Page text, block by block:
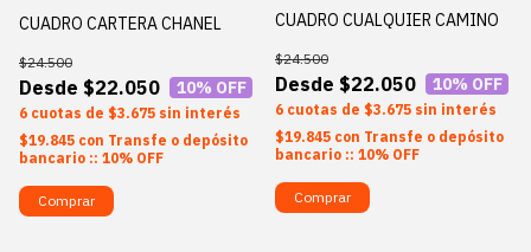
CUADRO CARTERA CHANEL
$22.050
$24.500
10% OFF
6 $3.675 sin interés
$19.845 con Transfe o depósito
bancario :: 10% OFF
Comprar
CUADRO CUALQUIER CAMINO
$22.050
$24.500
10% OFF
6 $3.675 sin interés
$19.845 con Transfe o depósito
bancario :: 10% OFF
Comprar